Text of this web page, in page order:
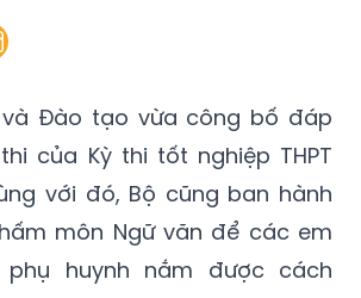
Đào tạo vừa công bố đáp
của Kỳ thi tốt nghiệp THPT
với đó, Bộ cũng ban hành
môn Ngữ văn để các em
huynh nắm được cách